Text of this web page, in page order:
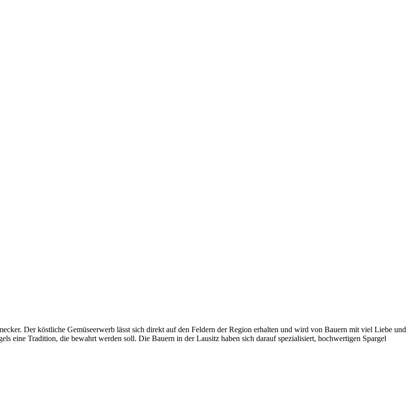
Der köstliche Gemüseerwerb lässt sich direkt auf den Feldern der Region erhalten und wird von Bauern mit viel Liebe und
eine Tradition, die bewahrt werden soll. Die Bauern in der Lausitz haben sich darauf spezialisiert, hochwertigen Spargel